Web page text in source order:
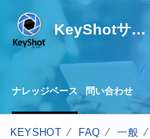
KeyShotサポートサイト
ナレッジベース 問い合わせ
KEYSHOT FAQ 一般